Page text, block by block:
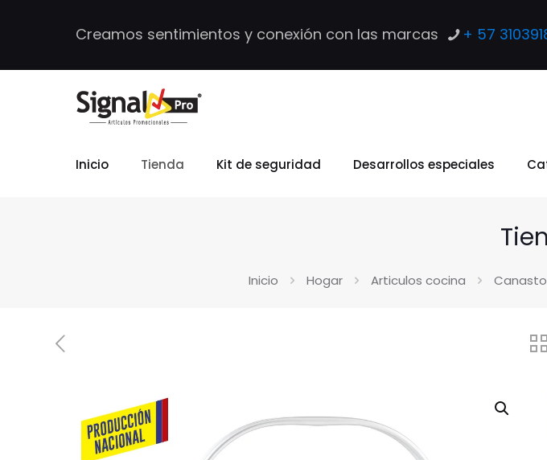
Creamos sentimientos y conexión con las marcas + 57
Inicio Tienda Kit de seguridad Desarrollos especiales
Inicio Hogar Articulos cocina Canasto